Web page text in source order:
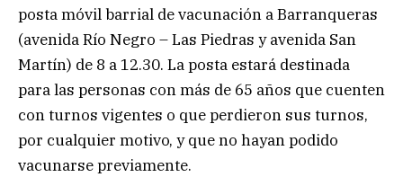
posta móvil barrial de vacunación a Barranqueras
(avenida Río Negro – Las Piedras y avenida San
Martín) de 8 a 12.30. La posta estará destinada
para las personas con más de 65 años que cuenten
con turnos vigentes o que perdieron sus turnos,
por cualquier motivo, y que no hayan podido
vacunarse previamente.